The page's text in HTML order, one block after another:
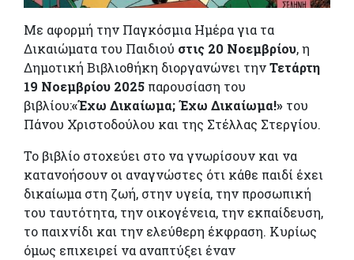
Με αφορμή την Παγκόσμια Ημέρα για τα
Δικαιώματα του Παιδιού στις 20 Νοεμβρίου, η
Δημοτική Βιβλιοθήκη διοργανώνει τηνΤετάρτη
19 Νοεμβρίου 2025 παρουσίαση του
βιβλίου:«Έχω Δικαίωμα; Έχω Δικαίωμα!» του
Πάνου Χριστοδούλου και της Στέλλας Στεργίου.
Το βιβλίο στοχεύει στο να γνωρίσουν και να
κατανοήσουν οι αναγνώστες ότι κάθε παιδί έχει
δικαίωμα στη ζωή, στην υγεία, την προσωπική
του ταυτότητα, την οικογένεια, την εκπαίδευση,
το παιχνίδι και την ελεύθερη έκφραση. Κυρίως
όμως επιχειρεί να αναπτύξει έναν